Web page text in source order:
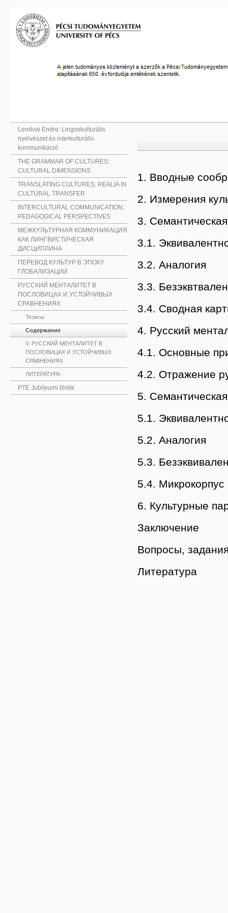
Lendvai Endre: Lingvokulturális
nyelvészet és interkulturális
kommunikáció
THE GRAMMAR OF CULTURES:
CULTURAL DIMENSIONS
TRANSLATING CULTURES: REALIA IN
CULTURAL TRANSFER
INTERCULTURAL COMMUNICATION:
PEDAGOGICAL PERSPECTIVES
МЕЖКУЛЬТУРНАЯ КОММУНИКАЦИЯ
КАК ЛИНГВИСТИЧЕСКАЯ
ДИСЦИПЛИНА
ПЕРЕВОД КУЛЬТУР В ЭПОХУ
ГЛОБАЛИЗАЦИИ
РУССКИЙ МЕНТАЛИТЕТ В
ПОСЛОВИЦАХ И УСТОЙЧИВЫХ
СРАВНЕНИЯХ
Тезисы
Содержание
V. РУССКИЙ МЕНТАЛИТЕТ В
ПОСЛОВИЦАХ И УСТОЙЧИВЫХ
СРАВНЕНИЯХ
ЛИТЕРАТУРА
PTE Jubileumi blokk
1. Вводные
2. Измерения
3.
3.1.
3.2. Аналогия
3.3.
3.4. Сводная
4. Русский
4.1. Основные
4.2. Отражение
5.
5.1.
5.2. Аналогия
5.3.
5.4.
6. Культурные
Заключение
Вопросы,
Литература